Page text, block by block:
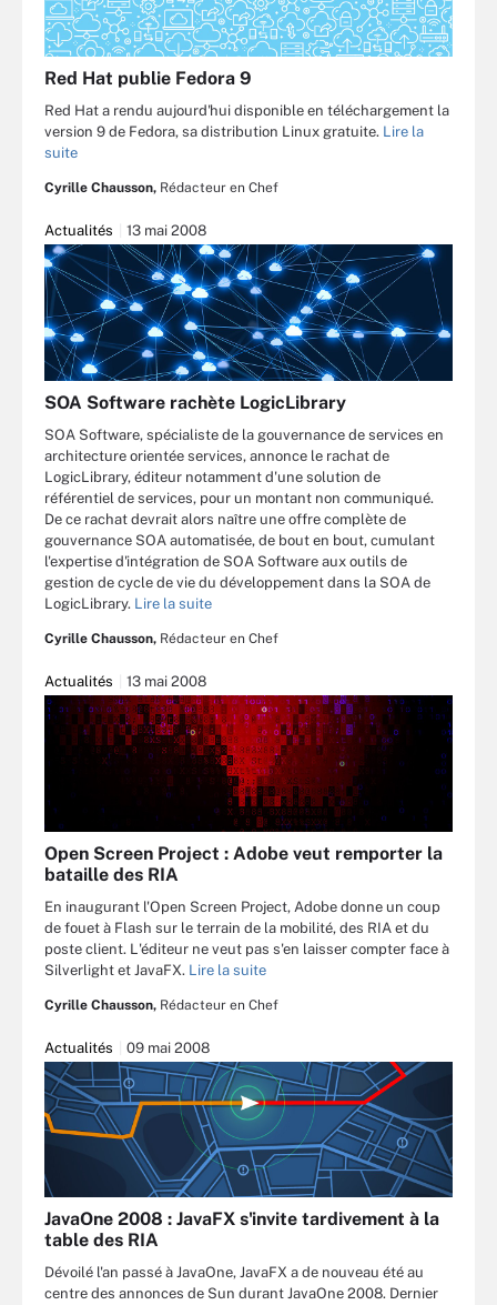
Red Hat publie Fedora 9
Red Hat a rendu aujourd'hui disponible en téléchargement la
version 9 de Fedora, sa distribution Linux gratuite. Lire la
suite
Cyrille Chausson, Rédacteur en Chef
Actualités 13 mai 2008
SOA Software rachète LogicLibrary
SOA Software, spécialiste de la gouvernance de services en
architecture orientée services, annonce le rachat de
LogicLibrary, éditeur notamment d'une solution de
référentiel de services, pour un montant non communiqué.
De ce rachat devrait alors naître une offre complète de
gouvernance SOA automatisée, de bout en bout, cumulant
l'expertise d'intégration de SOA Software aux outils de
gestion de cycle de vie du développement dans la SOA de
LogicLibrary. Lire la suite
Cyrille Chausson, Rédacteur en Chef
Actualités 13 mai 2008
Open Screen Project : Adobe veut remporter la
bataille des RIA
En inaugurant l'Open Screen Project, Adobe donne un coup
de fouet à Flash sur le terrain de la mobilité, des RIA et du
poste client. L'éditeur ne veut pas s'en laisser compter face à
Silverlight et JavaFX. Lire la suite
Cyrille Chausson, Rédacteur en Chef
Actualités 09 mai 2008
JavaOne 2008 : JavaFX s'invite tardivement à la
table des RIA
Dévoilé l'an passé à JavaOne, JavaFX a de nouveau été au
centre des annonces de Sun durant JavaOne 2008. Dernier